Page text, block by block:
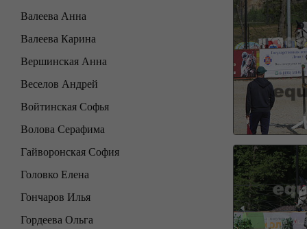
Валеева Анна
Валеева Карина
Вершинская Анна
Веселов Андрей
Войтинская Софья
Волова Серафима
Гайворонская София
Головко Елена
Гончаров Илья
Гордеева Ольга